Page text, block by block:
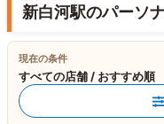
新白河駅のパーソ
現在の条件
すべての店舗 / おすすめ順